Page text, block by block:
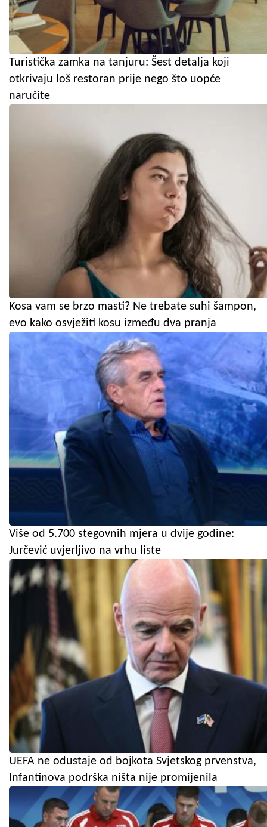
Turistička zamka na tanjuru: Šest detalja koji
otkrivaju loš restoran prije nego što uopće
naručite
Kosa vam se brzo masti? Ne trebate suhi šampon,
evo kako osvježiti kosu između dva pranja
Više od 5.700 stegovnih mjera u dvije godine:
Jurčević uvjerljivo na vrhu liste
UEFA ne odustaje od bojkota Svjetskog prvenstva,
Infantinova podrška ništa nije promijenila